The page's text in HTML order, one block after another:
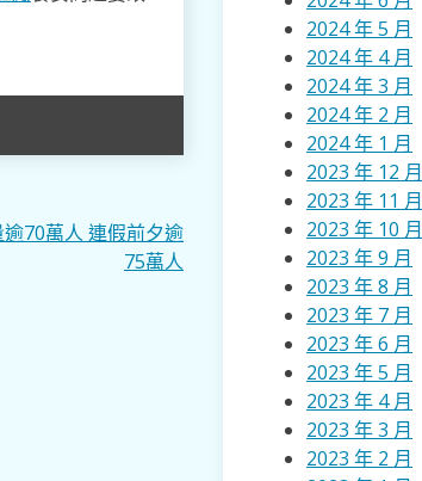
70萬人 連假前夕逾
75萬人
2024 年 5 月
2024 年 4 月
2024 年 3 月
2024 年 2 月
2024 年 1 月
2023 年 12 月
2023 年 11 月
2023 年 10 月
2023 年 9 月
2023 年 8 月
2023 年 7 月
2023 年 6 月
2023 年 5 月
2023 年 4 月
2023 年 3 月
2023 年 2 月